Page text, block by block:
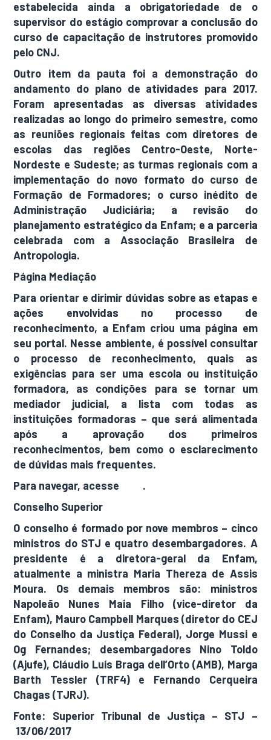
estabelecida ainda a obrigatoriedade de o
supervisor do estágio comprovar a conclusão do
curso de capacitação de instrutores promovido
pelo CNJ.
Outro item da pauta foi a demonstração do
andamento do plano de atividades para 2017.
Foram apresentadas as diversas atividades
realizadas ao longo do primeiro semestre, como
as reuniões regionais feitas com diretores de
escolas das regiões Centro-Oeste, Norte-
Nordeste e Sudeste; as turmas regionais com a
implementação do novo formato do curso de
Formação de Formadores; o curso inédito de
Administração Judiciária; a revisão do
planejamento estratégico da Enfam; e a parceria
celebrada com a Associação Brasileira de
Antropologia.
Página Mediação
Para orientar e dirimir dúvidas sobre as etapas e
ações envolvidas no processo de
reconhecimento, a Enfam criou uma página em
seu portal. Nesse ambiente, é possível consultar
o processo de reconhecimento, quais as
exigências para ser uma escola ou instituição
formadora, as condições para se tornar um
mediador judicial, a lista com todas as
instituições formadoras – que será alimentada
após a aprovação dos primeiros
reconhecimentos, bem como o esclarecimento
de dúvidas mais frequentes.
Para navegar, acesse
.
Conselho Superior
O conselho é formado por nove membros – cinco
ministros do STJ e quatro desembargadores. A
presidente é a diretora-geral da Enfam,
atualmente a ministra Maria Thereza de Assis
Moura. Os demais membros são: ministros
Napoleão Nunes Maia Filho (vice-diretor da
Enfam), Mauro Campbell Marques (diretor do CEJ
do Conselho da Justiça Federal), Jorge Mussi e
Og Fernandes; desembargadores Nino Toldo
(Ajufe), Cláudio Luís Braga dell’Orto (AMB), Marga
Barth Tessler (TRF4) e Fernando Cerqueira
Chagas (TJRJ).
Fonte: Superior Tribunal de Justiça – STJ –
13/06/2017